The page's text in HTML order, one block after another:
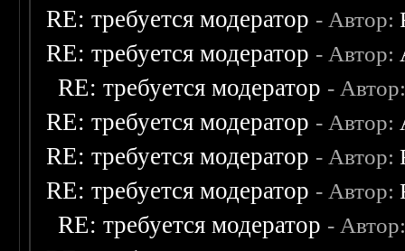
RE: требуется модератор - Автор:
RE: требуется модератор - Автор:
RE: требуется модератор -
RE: требуется модератор - Автор:
RE: требуется модератор - Автор:
RE: требуется модератор - Автор:
RE: требуется модератор -